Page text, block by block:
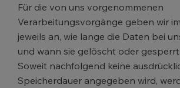
Für die von uns vorgenommenen
Verarbeitungsvorgänge geben wir
jeweils an, wie lange die Daten bei
und wann sie gelöscht oder
Soweit nachfolgend keine
Speicherdauer angegeben wird,